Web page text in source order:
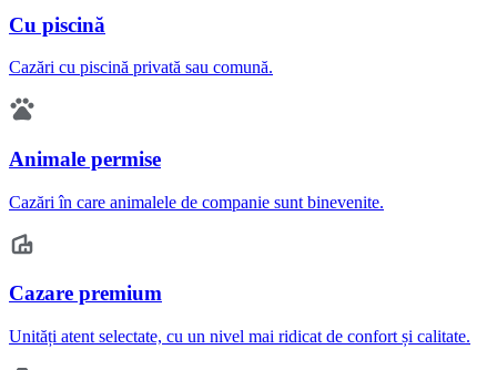
Cu piscină
Cazări cu piscină privată sau comună.
Animale permise
Cazări în care animalele de companie sunt binevenite.
Cazare premium
Unități atent selectate, cu un nivel mai ridicat de confort și calitate.